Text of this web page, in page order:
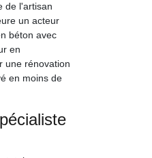
de l'artisan
un acteur
béton avec
en
une rénovation
en moins de